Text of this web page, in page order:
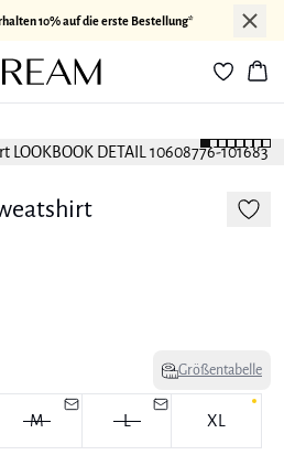
10% auf die erste Bestellung*
Größentabelle
M L XL